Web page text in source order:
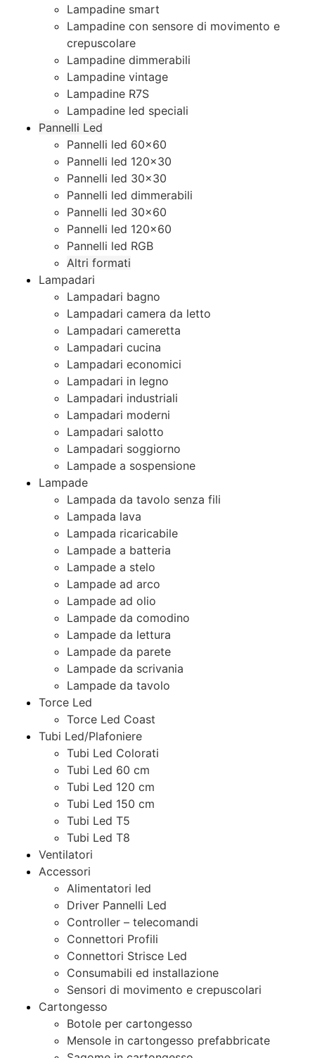
Lampadine smart
Lampadine con sensore di movimento e
crepuscolare
Lampadine dimmerabili
Lampadine vintage
Lampadine R7S
Lampadine led speciali
Pannelli Led
Pannelli led 60×60
Pannelli led 120×30
Pannelli led 30×30
Pannelli led dimmerabili
Pannelli led 30×60
Pannelli led 120×60
Pannelli led RGB
Altri formati
Lampadari
Lampadari bagno
Lampadari camera da letto
Lampadari cameretta
Lampadari cucina
Lampadari economici
Lampadari in legno
Lampadari industriali
Lampadari moderni
Lampadari salotto
Lampadari soggiorno
Lampade a sospensione
Lampade
Lampada da tavolo senza fili
Lampada lava
Lampada ricaricabile
Lampade a batteria
Lampade a stelo
Lampade ad arco
Lampade ad olio
Lampade da comodino
Lampade da lettura
Lampade da parete
Lampade da scrivania
Lampade da tavolo
Torce Led
Torce Led Coast
Tubi Led/Plafoniere
Tubi Led Colorati
Tubi Led 60 cm
Tubi Led 120 cm
Tubi Led 150 cm
Tubi Led T5
Tubi Led T8
Ventilatori
Accessori
Alimentatori led
Driver Pannelli Led
Controller – telecomandi
Connettori Profili
Connettori Strisce Led
Consumabili ed installazione
Sensori di movimento e crepuscolari
Cartongesso
Botole per cartongesso
Mensole in cartongesso prefabbricate